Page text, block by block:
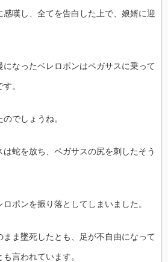
感嘆し、全てを告白した上で、娘婿に迎
になったベレロポンはペガサスに乗って
。
でしょうね。
は蛇を放ち、ペガサスの尻を刺したそう
ポンを振り落としてしまいました。
ま墜死したとも、足が不自由になって
言われています。